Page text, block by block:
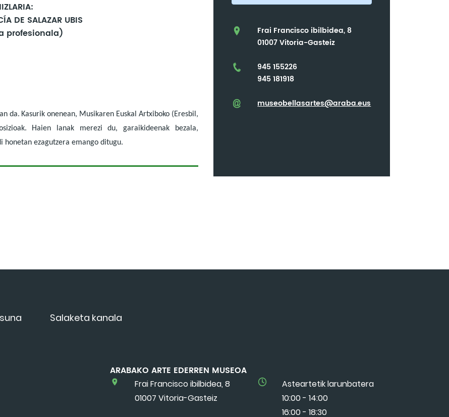
DE SALAZAR UBIS
profesionala)
da. Kasurik onenean, Musikaren Euskal Artxiboko (Eresbil,
Haien lanak merezi du, garaikideenak bezala,
honetan ezagutzera emango ditugu.
Frai Francisco ibilbidea, 8
01007 Vitoria-Gasteiz
945 155226
945 181918
museobellasartes@araba.eus
Salaketa kanala
ARABAKO ARTE EDERREN MUSEOA
Frai Francisco ibilbidea, 8
01007 Vitoria-Gasteiz
Asteartetik larunbatera
10:00 - 14:00
16:00 - 18:30